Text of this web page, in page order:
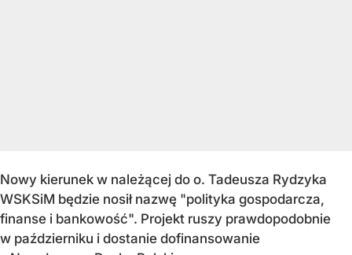
Nowy kierunek w należącej do o. Tadeusza Rydzyka
WSKSiM będzie nosił nazwę "polityka gospodarcza,
finanse i bankowość". Projekt ruszy prawdopodobnie
w październiku i dostanie dofinansowanie